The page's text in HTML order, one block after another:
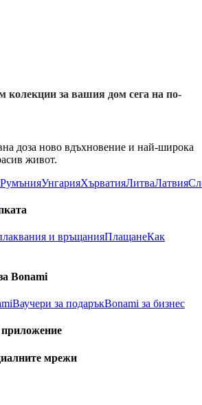
колекции за вашия дом сега на по-
доза ново вдъхновение и най-широка
живот.
РумънияУнгарияХърватияЛитваЛатвия
и връщанияПлащанеКак
Bonami
Ваучери за подаръкBonami за бизнес
приложение
мрежи